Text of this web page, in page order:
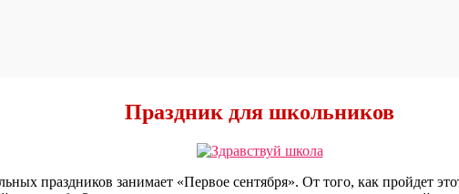
Праздник для школьников
праздников занимает «Первое сентября». От того, как пройдет